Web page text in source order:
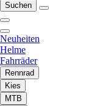
Suchen
Neuheiten
Helme
Fahrräder
Rennrad
Kies
MTB